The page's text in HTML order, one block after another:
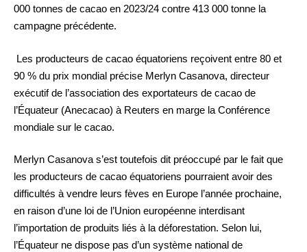
000 tonnes de cacao en 2023/24 contre 413 000 tonne la
campagne précédente.
Les producteurs de cacao équatoriens reçoivent entre 80 et
90 % du prix mondial précise Merlyn Casanova, directeur
exécutif de l’association des exportateurs de cacao de
l’Équateur (Anecacao) à Reuters en marge la Conférence
mondiale sur le cacao.
Merlyn Casanova s’est toutefois dit préoccupé par le fait que
les producteurs de cacao équatoriens pourraient avoir des
difficultés à vendre leurs fèves en Europe l’année prochaine,
en raison d’une loi de l’Union européenne interdisant
l’importation de produits liés à la déforestation. Selon lui,
l’Équateur ne dispose pas d’un système national de